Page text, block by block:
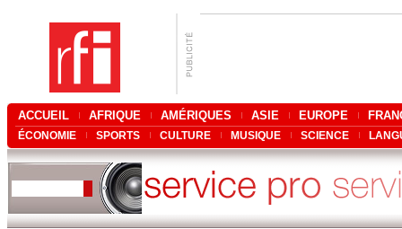
ACCUEIL AFRIQUE AMÉRIQUES ASIE EUROPE
ÉCONOMIE SPORTS CULTURE MUSIQUE SCIENCE